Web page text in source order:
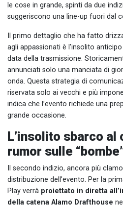
le cose in grande, spinti da due
suggeriscono una line-up fuori dal
Il primo dettaglio che ha fatto
agli appassionati è l’insolito
data della trasmissione.
annunciati solo una manciata di
onda. Questa strategia di
riservata solo ai vecchi e più
indica che l’evento richiede una
grande occasione.
L’insolito sbarco al
rumor sulle
Il secondo indizio, ancora più
distribuzione dell’evento. Per la
Play verrà proiettato in diretta
della catena Alamo Drafthouse